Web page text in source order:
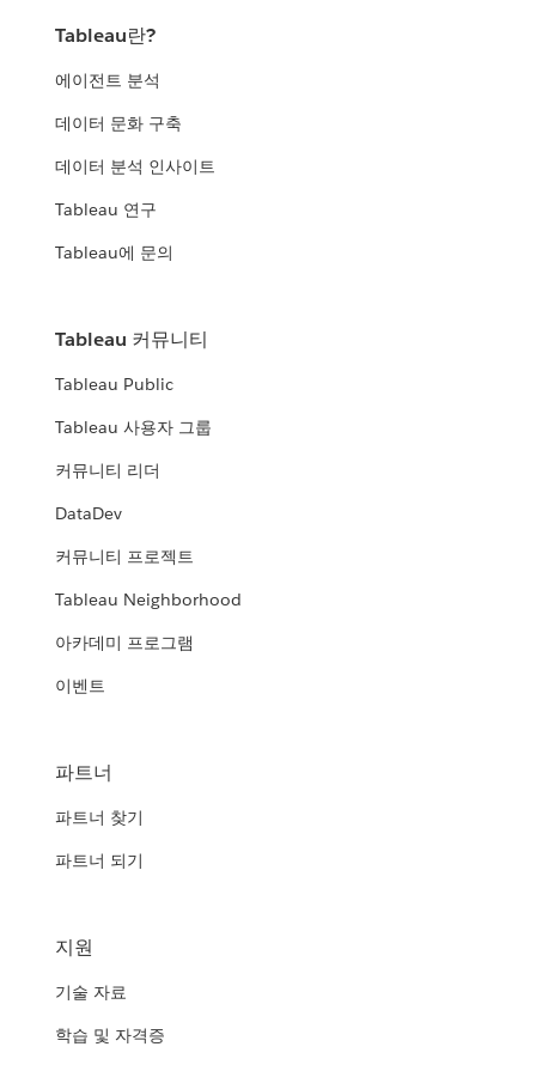
Tableau란?
에이전트 분석
데이터 문화 구축
데이터 분석 인사이트
Tableau 연구
Tableau에 문의
Tableau 커뮤니티
Tableau Public
Tableau 사용자 그룹
커뮤니티 리더
DataDev
커뮤니티 프로젝트
Tableau Neighborhood
아카데미 프로그램
이벤트
파트너
파트너 찾기
파트너 되기
지원
기술 자료
학습 및 자격증